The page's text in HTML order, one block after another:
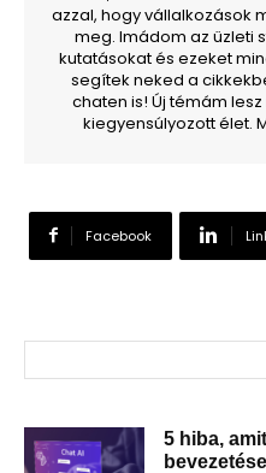
azzal, hogy vállalkozások
meg. Imádom az üzleti
kutatásokat és ezeket
segítek neked a
chaten is! Új témám
kiegyensúlyozott élet.
Facebook
5 hiba,